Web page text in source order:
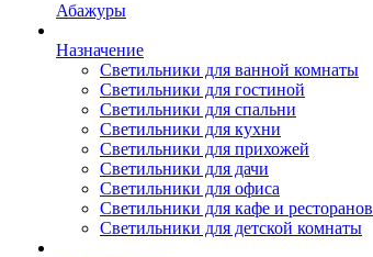
Абажуры
Назначение
Светильники для ванной комнаты
Светильники для гостиной
Светильники для спальни
Светильники для кухни
Светильники для прихожей
Светильники для дачи
Светильники для офиса
Светильники для кафе и ресторанов
Светильники для детской комнаты